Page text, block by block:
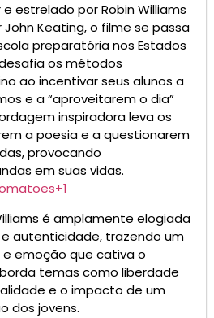
estrelado por Robin Williams
Keating, o filme se passa
preparatória nos Estados
os métodos
ao incentivar seus alunos a
e a “aproveitarem o dia”
inspiradora leva os
a poesia e a questionarem
provocando
em suas vidas.
+1
é amplamente elogiada
autenticidade, trazendo um
emoção que cativa o
temas como liberdade
e o impacto de um
dos jovens.